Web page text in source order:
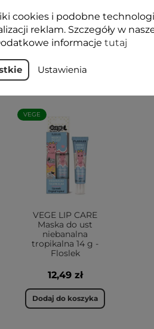
VEGE
VEGE LIP CARE
Maska do ust
niebanalna
tropikalna 14 g -
Floslek
12,49 zł
Dodaj do koszyka
cookies i podobne
reklam. Szczegóły w
informacje tutaj
Ustawienia